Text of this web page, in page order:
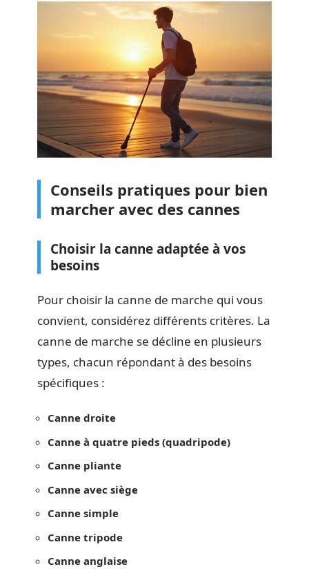
Conseils pratiques pour bien
marcher avec des cannes
Choisir la canne adaptée à vos
besoins
Pour choisir la canne de marche qui vous
convient, considérez différents critères. La
canne de marche se décline en plusieurs
types, chacun répondant à des besoins
spécifiques :
Canne droite
Canne à quatre pieds (quadripode)
Canne pliante
Canne avec siège
Canne simple
Canne tripode
Canne anglaise